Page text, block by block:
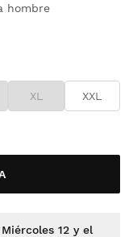
hombre
XL XXL
12 y el